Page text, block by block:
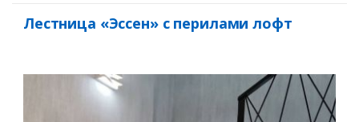
Комментарий к заказу
Лестница «Эссен» с перилами лофт